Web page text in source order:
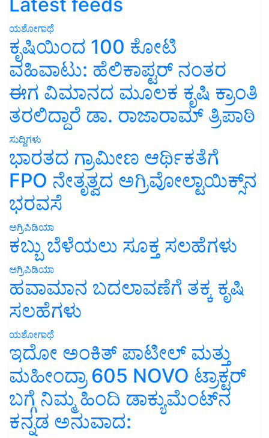
ಯಶೋಗಾಥೆ
ಕೃಷಿಯಿಂದ 100 ಕೋಟಿ
ವಹಿವಾಟು: ಹೆಲಿಕಾಪ್ಟರ್ ನಂತರ
ಈಗ ವಿಮಾನದ ಮೂಲಕ ಕೃಷಿ ಕ್ರಾಂತಿ
ತರಲಿದ್ದಾರೆ ಡಾ. ರಾಜಾರಾಮ್ ತ್ರಿಪಾಠಿ
ಸುದ್ದಿಗಳು
ಭಾರತದ ಗ್ರಾಮೀಣ ಆರ್ಥಿಕತೆಗೆ
FPO ನೇತೃತ್ವದ ಅಗ್ರಿವೋಲ್ಟಾಯಿಕ್ಸ್‌ನ
ಭರವಸೆ
ಅಗ್ರಿಪಿಡಿಯಾ
ಕಬ್ಬು ಬೆಳೆಯಲು ಸೂಕ್ತ ಸಲಹೆಗಳು
ಅಗ್ರಿಪಿಡಿಯಾ
ಹವಾಮಾನ ಬದಲಾವಣೆಗೆ ತಕ್ಕ ಕೃಷಿ
ಸಲಹೆಗಳು
ಯಶೋಗಾಥೆ
ಇದೋ ಅಂಕಿತ್ ಪಾಟೀಲ್ ಮತ್ತು
ಮಹೀಂದ್ರಾ 605 NOVO ಟ್ರಾಕ್ಟರ್
ಬಗ್ಗೆ ನಿಮ್ಮ ಹಿಂದಿ ಡಾಕ್ಯುಮೆಂಟ್‌ನ
ಕನ್ನಡ ಅನುವಾದ: